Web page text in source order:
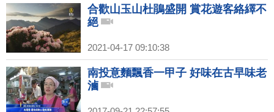
合歡山玉山杜鵑盛開 賞花遊客絡繹不
絕
2021-04-17 09:10:38
南投意麵飄香一甲子 好味在古早味老
滷